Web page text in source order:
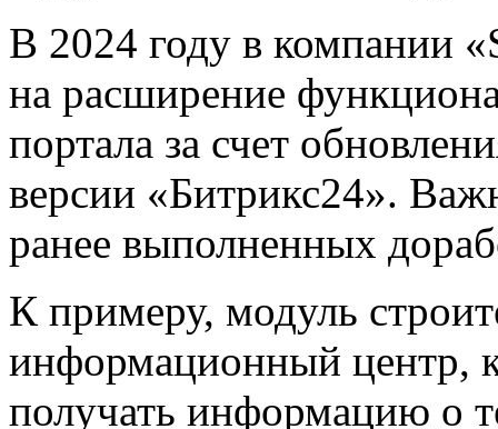
В 2024 году в компании
на расширение
портала за счет
версии «Битрикс24».
ранее выполненных
К примеру, модуль
информационный центр,
получать информацию о